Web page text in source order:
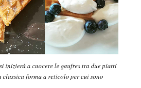
inizierà a cuocere le gaufres tra due piatti
forma a reticolo per cui sono